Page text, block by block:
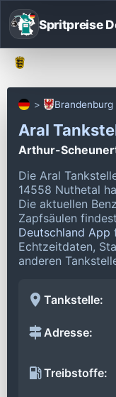
Spritpreise
Brandenburg
Aral
Arthur-
Die Aral
14558 Nuthetal
Die aktuellen
Zapfsäulen
Deutschland App
Echtzeitdaten,
anderen
Tankstelle:
Adresse:
Treibstoffe: